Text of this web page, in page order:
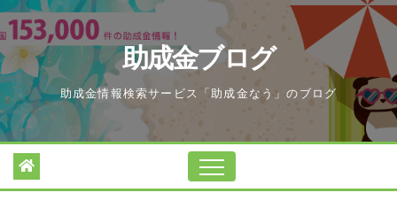
Skip
to
content
助成金ブログ
助成金情報検索サービス「助成金なう」のブログ